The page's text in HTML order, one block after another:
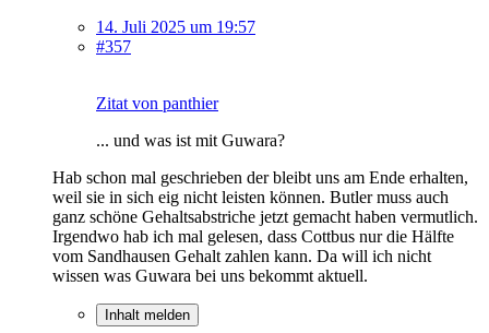
14. Juli 2025 um 19:57
#357
Zitat von panthier
... und was ist mit Guwara?
Hab schon mal geschrieben der bleibt uns am Ende erhalten,
weil sie in sich eig nicht leisten können. Butler muss auch
ganz schöne Gehaltsabstriche jetzt gemacht haben vermutlich.
Irgendwo hab ich mal gelesen, dass Cottbus nur die Hälfte
vom Sandhausen Gehalt zahlen kann. Da will ich nicht
wissen was Guwara bei uns bekommt aktuell.
Inhalt melden